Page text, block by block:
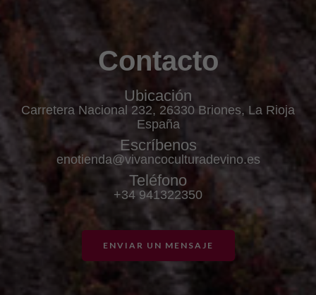
Contacto
Ubicación
Carretera Nacional 232, 26330 Briones, La Rioja
España
Escríbenos
enotienda@vivancoculturadevino.es
Teléfono
+34 941322350
ENVIAR UN MENSAJE